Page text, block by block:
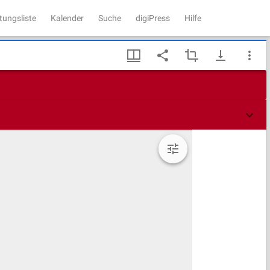
Kalender Suche digiPress Hilfe